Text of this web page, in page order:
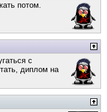
потом.
с
диплом на